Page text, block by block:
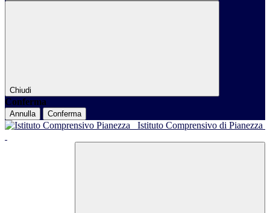
Chiudi
Conferma
Annulla Conferma
Istituto Comprensivo di Pianezza